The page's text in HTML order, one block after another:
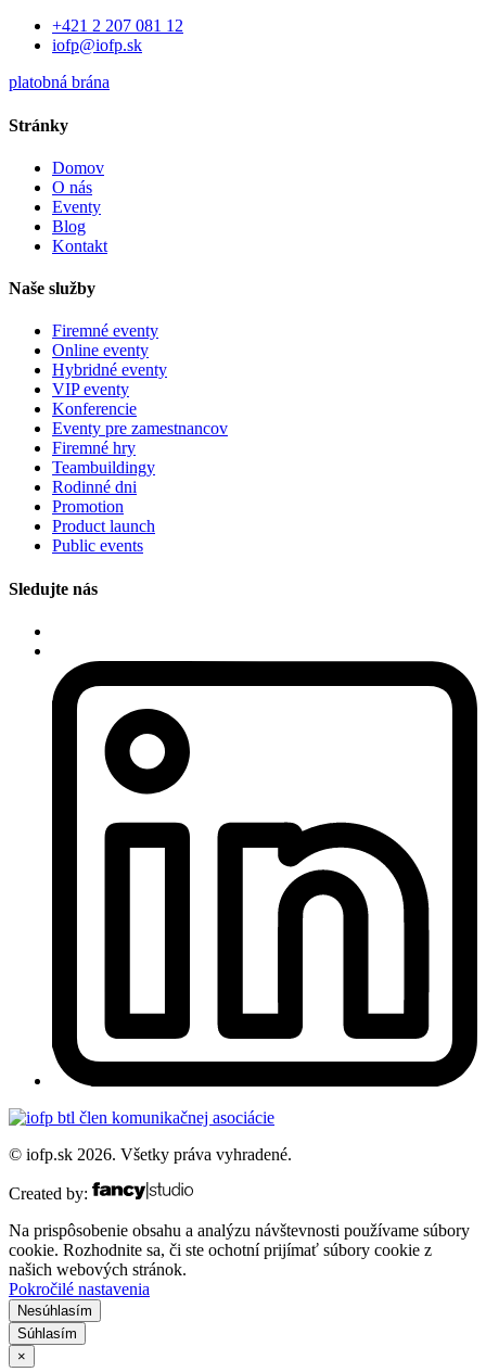
+421 2 207 081 12
iofp@iofp.sk
platobná brána
Stránky
Domov
O nás
Eventy
Blog
Kontakt
Naše služby
Firemné eventy
Online eventy
Hybridné eventy
VIP eventy
Konferencie
Eventy pre zamestnancov
Firemné hry
Teambuildingy
Rodinné dni
Promotion
Product launch
Public events
Sledujte nás
© iofp.sk 2026. Všetky práva vyhradené.
Created by:
Na prispôsobenie obsahu a analýzu návštevnosti používame súbory
cookie. Rozhodnite sa, či ste ochotní prijímať súbory cookie z
našich webových stránok.
Pokročilé nastavenia
Nesúhlasím
Súhlasím
×